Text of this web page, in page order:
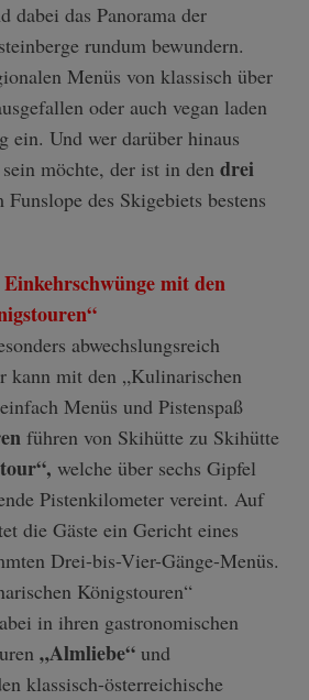
dabei das Panorama der
rundum bewundern.
Menüs von klassisch über
oder auch vegan laden
ein. Und wer darüber hinaus
möchte, der ist in den drei
des Skigebiets bestens
mit den
abwechslungsreich
kann mit den „Kulinarischen
Menüs und Pistenspaß
führen von Skihütte zu Skihütte
welche über sechs Gipfel
Pistenkilometer vereint. Auf
die Gäste ein Gericht eines
Drei-bis-Vier-Gänge-Menüs.
Königstouren“
in ihren gastronomischen
„Almliebe“und
klassisch-österreichische